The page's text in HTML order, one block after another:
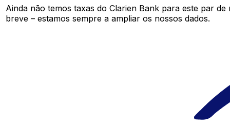
Ainda não temos taxas do Clarien Bank para este par
breve – estamos sempre a ampliar os nossos dados.